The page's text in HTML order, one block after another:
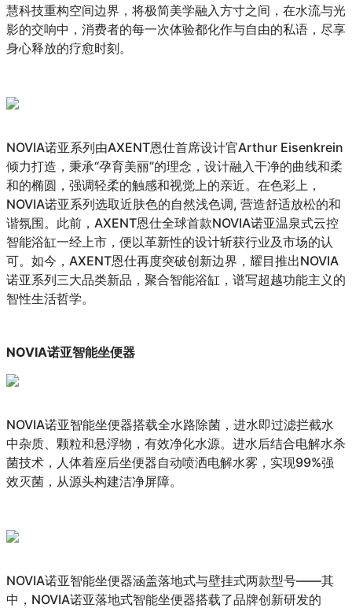
慧科技重构空间边界，将极简美学融入方寸之间，在水流与光
影的交响中，消费者的每一次体验都化作与自由的私语，尽享
身心释放的疗愈时刻。
NOVIA诺亚系列由AXENT恩仕首席设计官Arthur Eisenkrein
倾力打造，秉承“孕育美丽”的理念，设计融入干净的曲线和柔
和的椭圆，强调轻柔的触感和视觉上的亲近。在色彩上，
NOVIA诺亚系列选取近肤色的自然浅色调, 营造舒适放松的和
谐氛围。此前，AXENT恩仕全球首款NOVIA诺亚温泉式云控
智能浴缸一经上市，便以革新性的设计斩获行业及市场的认
可。如今，AXENT恩仕再度突破创新边界，耀目推出NOVIA
诺亚系列三大品类新品，聚合智能浴缸，谱写超越功能主义的
智性生活哲学。
NOVIA诺亚智能坐便器
NOVIA诺亚智能坐便器搭载全水路除菌，进水即过滤拦截水
中杂质、颗粒和悬浮物，有效净化水源。进水后结合电解水杀
菌技术，人体着座后坐便器自动喷洒电解水雾，实现99%强
效灭菌，从源头构建洁净屏障。
NOVIA诺亚智能坐便器涵盖落地式与壁挂式两款型号——其
中，NOVIA诺亚落地式智能坐便器搭载了品牌创新研发的